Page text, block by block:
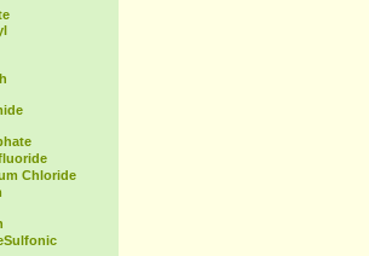
Chloride